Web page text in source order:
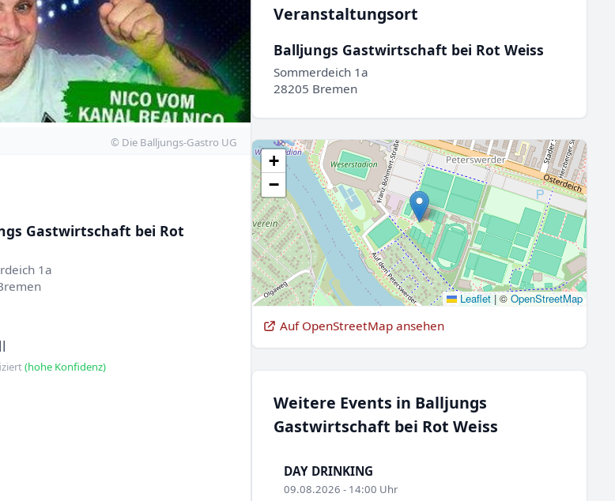
© Die Balljungs-Gastro UG
Gastwirtschaft bei Rot
1a
(hohe Konfidenz)
Veranstaltungsort
Balljungs Gastwirtschaft bei Rot Weiss
Sommerdeich 1a
28205 Bremen
+
−
Leaflet |© OpenStreetMap
Auf OpenStreetMap ansehen
Weitere Events in Balljungs
Gastwirtschaft bei Rot Weiss
DAY DRINKING
09.08.2026 - 14:00 Uhr